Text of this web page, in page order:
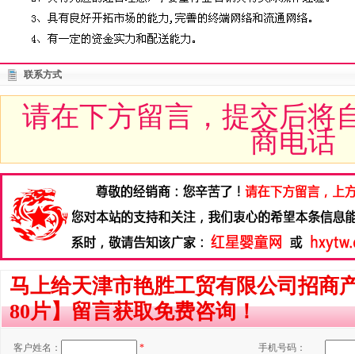
联系方式
请在下方留言，提交后将
商电话
马上给天津市艳胜工贸有限公司招商
80片】留言获取免费咨询！
客户姓名： * 手机号码：